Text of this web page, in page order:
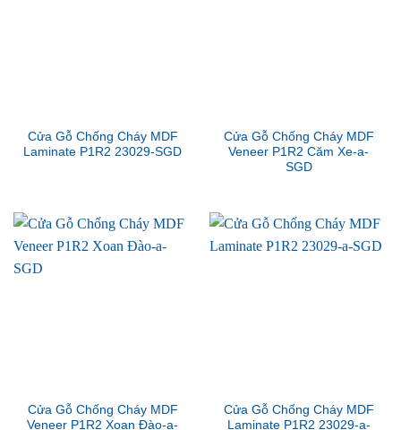
Cửa Gỗ Chống Cháy MDF
Laminate P1R2 23029-SGD
Cửa Gỗ Chống Cháy MDF
Veneer P1R2 Căm Xe-a-
SGD
Cửa Gỗ Chống Cháy MDF
Veneer P1R2 Xoan Đào-a-
Cửa Gỗ Chống Cháy MDF
Laminate P1R2 23029-a-